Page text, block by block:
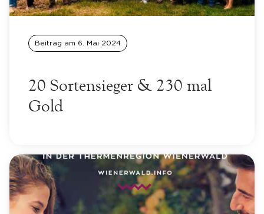
Beitrag am 6. Mai 2024
20 Sortensieger & 230 mal
Gold